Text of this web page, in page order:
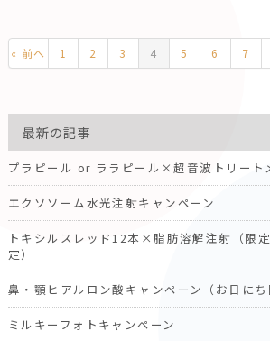
« 前へ 1 2 3 4 5 6 7
最新の記事
プラピール or ララピール×超音波トリート
エクソソーム水光注射キャンペーン
トキシルスレッド12本×脂肪溶解注射（限
定）
鼻・顎ヒアルロン酸キャンペーン（お日にち
ミルキーフォトキャンペーン